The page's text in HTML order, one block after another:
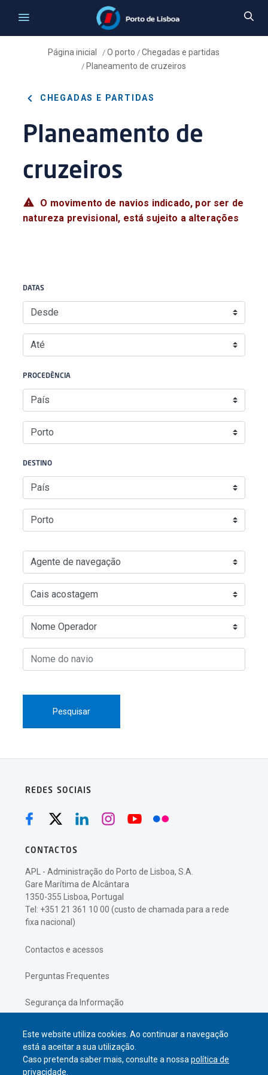
Este website utiliza cookies. Ao continuar a navegação
está a aceitar a sua utilização.
Caso pretenda saber mais, consulte a nossapolítica de
privacidade.
Página inicial /O porto /Chegadas e partidas
/ Planeamento de cruzeiros
CHEGADAS E PARTIDAS
Planeamento de
cruzeiros
O movimento de navios indicado, por ser de
natureza previsional, está sujeito a alterações
DATAS
PROCEDÊNCIA
DESTINO
Pesquisar
REDES SOCIAIS
CONTACTOS
APL - Administração do Porto de Lisboa, S.A.
Gare Marítima de Alcântara
1350-355 Lisboa, Portugal
Tel: +351 21 361 10 00 (custo de chamada para a rede
fixa nacional)
Contactos e acessos
Perguntas Frequentes
Segurança da Informação
Política de Privacidade